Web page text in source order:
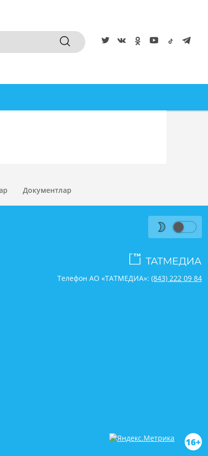
Документлар
Телефон АО «ТАТМЕДИА»: (843) 222 09 84
16+